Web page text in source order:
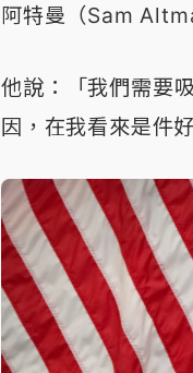
阿特曼（Sam
他說：「我們需要
因，在我看來是件好